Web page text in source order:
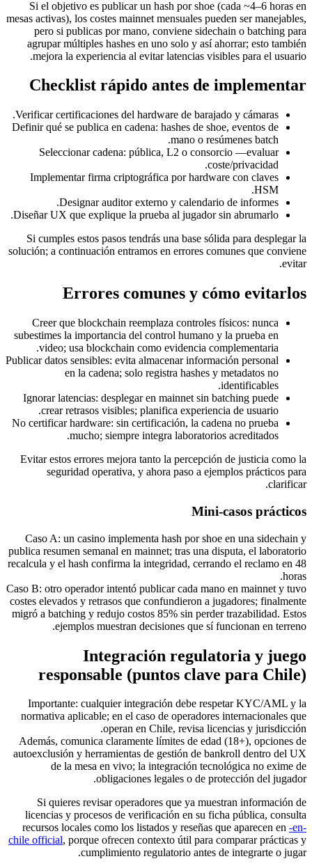
Si el objetivo es publicar un hash por shoe (cada ~4–6 horas en
mesas activas), los costes mainnet mensuales pueden ser manejables,
pero si publicas por mano, conviene sidechain o batching para
agrupar múltiples hashes en uno solo y así ahorrar; esto también
mejora la experiencia al evitar latencias visibles para el usuario.
Checklist rápido antes de implementar
Verificar certificaciones del hardware de barajado y cámaras.
Definir qué se publica en cadena: hashes de shoe, eventos de
mano o resúmenes batch.
Seleccionar cadena: pública, L2 o consorcio —evaluar
coste/privacidad.
Implementar firma criptográfica por hardware con claves
HSM.
Designar auditor externo y calendario de informes.
Diseñar UX que explique la prueba al jugador sin abrumarlo.
Si cumples estos pasos tendrás una base sólida para desplegar la
solución; a continuación entramos en errores comunes que conviene
evitar.
Errores comunes y cómo evitarlos
Creer que blockchain reemplaza controles físicos: nunca
subestimes la importancia del control humano y la prueba en
video; usa blockchain como evidencia complementaria.
Publicar datos sensibles: evita almacenar información personal
en la cadena; solo registra hashes y metadatos no
identificables.
Ignorar latencias: desplegar en mainnet sin batching puede
crear retrasos visibles; planifica experiencia de usuario.
No certificar hardware: sin certificación, la cadena no prueba
mucho; siempre integra laboratorios acreditados.
Evitar estos errores mejora tanto la percepción de justicia como la
seguridad operativa, y ahora paso a ejemplos prácticos para
clarificar.
Mini-casos prácticos
Caso A: un casino implementa hash por shoe en una sidechain y
publica resumen semanal en mainnet; tras una disputa, el laboratorio
recalcula y el hash confirma la integridad, cerrando el reclamo en 48
horas.
Caso B: otro operador intentó publicar cada mano en mainnet y tuvo
costes elevados y retrasos que confundieron a jugadores; finalmente
migró a batching y redujo costos 85% sin perder trazabilidad. Estos
ejemplos muestran decisiones que sí funcionan en terreno.
Integración regulatoria y juego
responsable (puntos clave para Chile)
Importante: cualquier integración debe respetar KYC/AML y la
normativa aplicable; en el caso de operadores internacionales que
operan en Chile, revisa licencias y jurisdicción.
Además, comunica claramente límites de edad (18+), opciones de
autoexclusión y herramientas de gestión de bankroll dentro del UX
de la mesa en vivo; la integración tecnológica no exime de
obligaciones legales o de protección del jugador.
Si quieres revisar operadores que ya muestran información de
licencias y procesos de verificación en su ficha pública, consulta
recursos locales como los listados y reseñas que aparecen en -en-
chile official, porque ofrecen contexto útil para comparar prácticas y
cumplimiento regulatorio antes de integrarte o jugar.